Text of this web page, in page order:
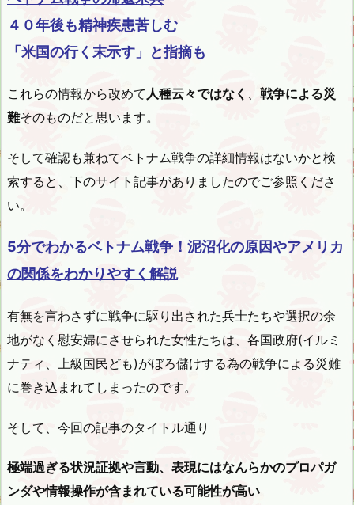
４０年後も精神疾患苦しむ
「米国の行く末示す」と指摘も
これらの情報から改めて 人種云々ではなく 、 戦争による災
難そのものだと思います。
そして確認も兼ねてベトナム戦争の詳細情報はないかと検
索すると、下のサイト記事がありましたのでご参照くださ
い。
5分でわかるベトナム戦争！泥沼化の原因やアメリカ
の関係をわかりやすく解説
有無を言わさずに戦争に駆り出された兵士たちや選択の余
地がなく慰安婦にさせられた女性たちは、各国政府(イルミ
ナティ、上級国民ども)がぼろ儲けする為の戦争による災難
に巻き込まれてしまったのです。
そして、今回の記事のタイトル通り
極端過ぎる状況証拠や言動、表現にはなんらかのプロパガ
ンダや情報操作が含まれている可能性が高い